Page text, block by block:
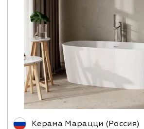
Керама Марацци (Россия)